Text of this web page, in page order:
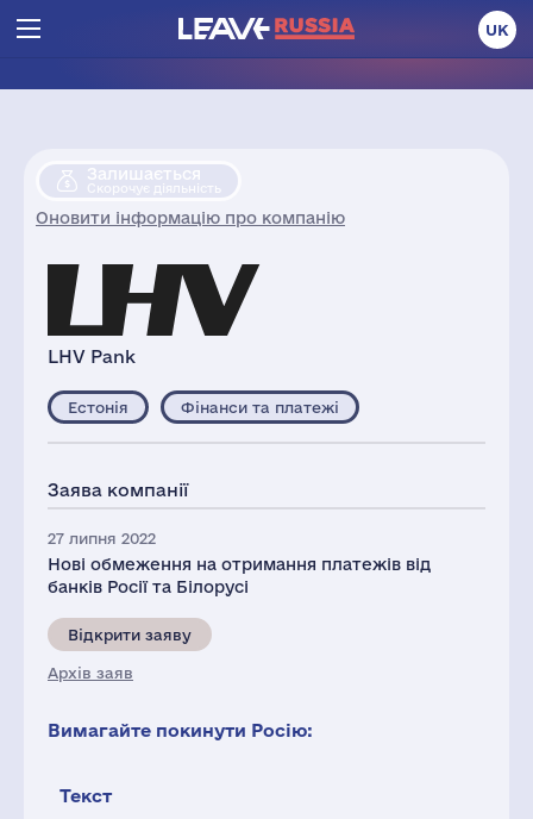
UK
Залишається
Скорочує діяльність
Оновити інформацію про компанію
LHV Pank
Естонія Фінанси та платежі
Заява компанії
27 липня 2022
Нові обмеження на отримання платежів від
банків Росії та Білорусі
Відкрити заяву
Архів заяв
Вимагайте покинути Росію:
Текст